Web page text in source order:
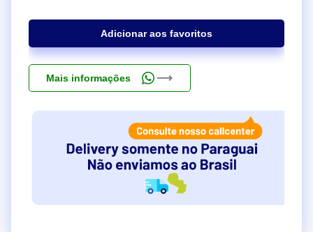
Adicionar aos favoritos
Mais informações